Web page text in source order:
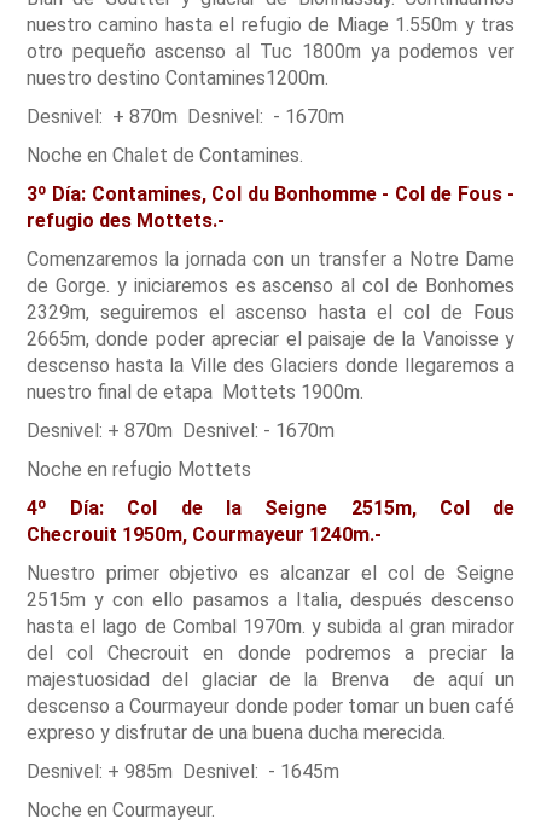
nuestro camino hasta el refugio de Miage 1.550m y tras
otro pequeño ascenso al Tuc 1800m ya podemos ver
nuestro destino Contamines1200m.
Desnivel: + 870m Desnivel: - 1670m
Noche en Chalet de Contamines.
3º Día: Contamines, Col du Bonhomme - Col de Fous -
refugio des Mottets.-
Comenzaremos la jornada con un transfer a Notre Dame
de Gorge. y iniciaremos es ascenso al col de Bonhomes
2329m, seguiremos el ascenso hasta el col de Fous
2665m, donde poder apreciar el paisaje de la Vanoisse y
descenso hasta la Ville des Glaciers donde llegaremos a
nuestro final de etapa Mottets 1900m.
Desnivel: + 870m Desnivel: - 1670m
Noche en refugio Mottets
4º Día: Col de la Seigne 2515m, Col de
Checrouit 1950m, Courmayeur 1240m.-
Nuestro primer objetivo es alcanzar el col de Seigne
2515m y con ello pasamos a Italia, después descenso
hasta el lago de Combal 1970m. y subida al gran mirador
del col Checrouit en donde podremos a preciar la
majestuosidad del glaciar de la Brenva de aquí un
descenso a Courmayeur donde poder tomar un buen café
expreso y disfrutar de una buena ducha merecida.
Desnivel: + 985m Desnivel: - 1645m
Noche en Courmayeur.